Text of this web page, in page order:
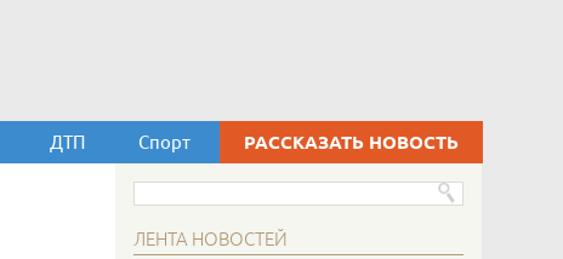
ДТП Спорт РАССКАЗАТЬ НОВОСТЬ
ЛЕНТА НОВОСТЕЙ